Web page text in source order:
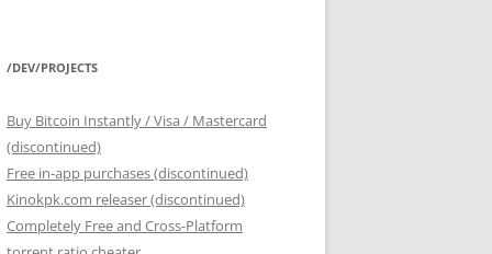
/DEV/PROJECTS
Buy Bitcoin Instantly / Visa / Mastercard
(discontinued)
Free in-app purchases (discontinued)
Kinokpk.com releaser (discontinued)
Completely Free and Cross-Platform